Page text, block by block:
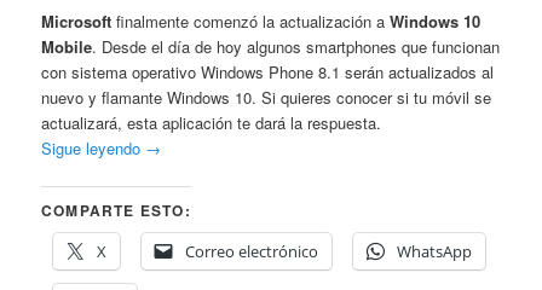
Microsoft finalmente comenzó la actualización aWindows 10
Mobile. Desde el día de hoy algunos smartphones que funcionan
con sistema operativo Windows Phone 8.1 serán actualizados al
nuevo y flamante Windows 10. Si quieres conocer si tu móvil se
actualizará, esta aplicación te dará la respuesta.
Sigue leyendo →
COMPARTE ESTO:
X
Correo electrónico WhatsApp